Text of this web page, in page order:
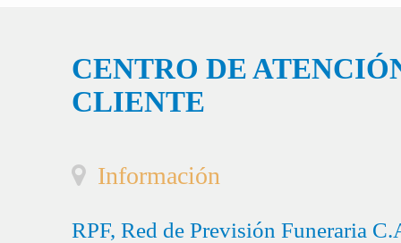
CENTRO DE
CLIENTE
Información
RPF, Red de Previsión Funeraria